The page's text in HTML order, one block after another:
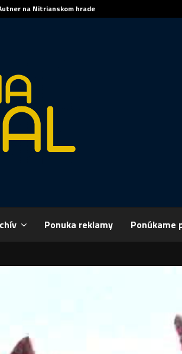
na Nitrianskom hrade
Ponuka reklamy Ponúkame